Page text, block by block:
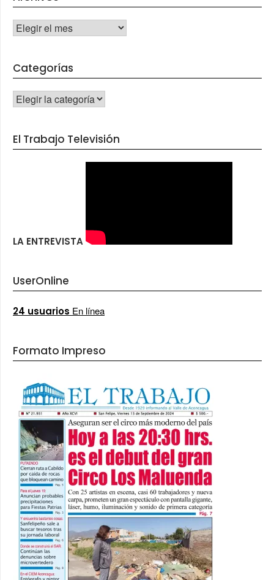
Archivos
Categorías
CATEGORÍAS
El Trabajo Televisión
LA ENTREVISTA
UserOnline
24 usuarios En línea
Formato Impreso